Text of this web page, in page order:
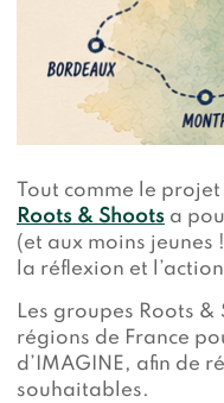
Tout comme le
Roots & Shoots a
(et aux moins jeunes
la réflexion et
Les groupes Roots
régions de France
d’IMAGINE, afin de
souhaitables.